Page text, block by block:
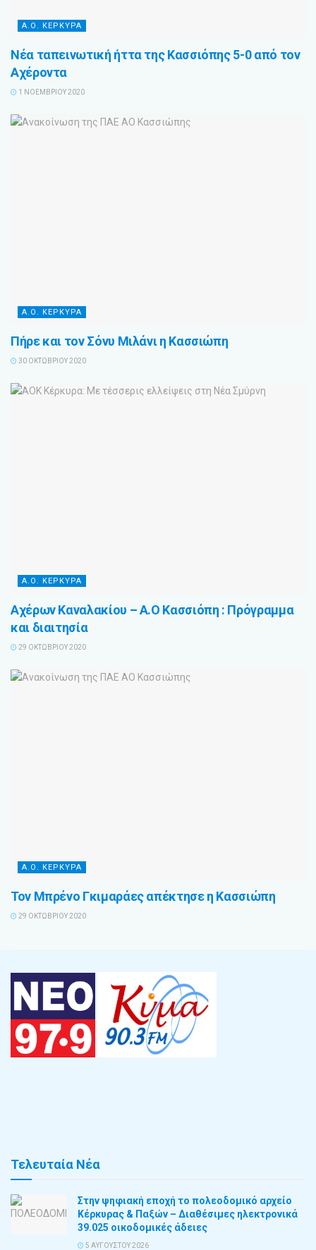
Α.Ο. ΚΕΡΚΥΡΑ
Νέα ταπεινωτική ήττα της Κασσιόπης 5-0 από τον
Αχέροντα
1 ΝΟΕΜΒΡΊΟΥ 2020
Α.Ο. ΚΕΡΚΥΡΑ
Πήρε και τον Σόνυ Μιλάνι η Κασσιώπη
30 ΟΚΤΩΒΡΊΟΥ 2020
Α.Ο. ΚΕΡΚΥΡΑ
Αχέρων Καναλακίου – Α.Ο Κασσιόπη : Πρόγραμμα
και διαιτησία
29 ΟΚΤΩΒΡΊΟΥ 2020
Α.Ο. ΚΕΡΚΥΡΑ
Τον Μπρένο Γκιμαράες απέκτησε η Κασσιώπη
29 ΟΚΤΩΒΡΊΟΥ 2020
Τελευταία Νέα
Στην ψηφιακή εποχή το πολεοδομικό αρχείο
Κέρκυρας & Παξών – Διαθέσιμες ηλεκτρονικά
39.025 οικοδομικές άδειες
5 ΑΥΓΟΎΣΤΟΥ 2026